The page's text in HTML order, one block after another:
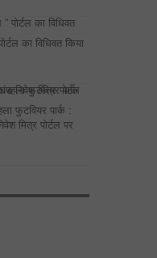
का विधिवत किया
फुटवियर पार्क :
मित्र पोर्टल पर